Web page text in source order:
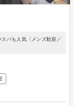
パも人気〈メンズ歓迎／